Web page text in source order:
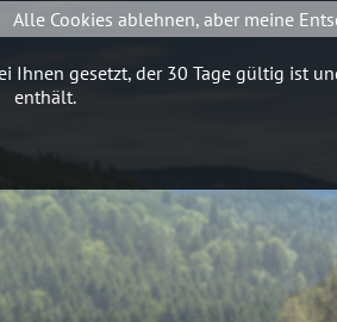
Alle Cookies ablehnen, aber meine
gesetzt, der 30 Tage gültig ist
enthält.